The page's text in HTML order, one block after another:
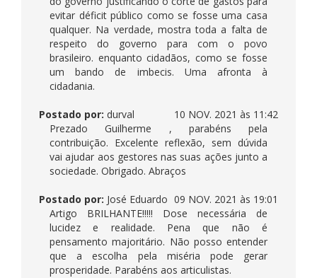
evitar déficit público como se fosse uma casa
qualquer. Na verdade, mostra toda a falta de
respeito do governo para com o povo
brasileiro. enquanto cidadãos, como se fosse
um bando de imbecis. Uma afronta à
cidadania.
Postado por: durval
10 NOV. 2021 às 11:42
Prezado Guilherme , parabéns pela
contribuição. Excelente reflexão, sem dúvida
vai ajudar aos gestores nas suas ações junto a
sociedade. Obrigado. Abraços
Postado por: José Eduardo 09 NOV. 2021 às 19:01
Artigo BRILHANTE!!!!! Dose necessária de
lucidez e realidade. Pena que não é
pensamento majoritário. Não posso entender
que a escolha pela miséria pode gerar
prosperidade. Parabéns aos articulistas.